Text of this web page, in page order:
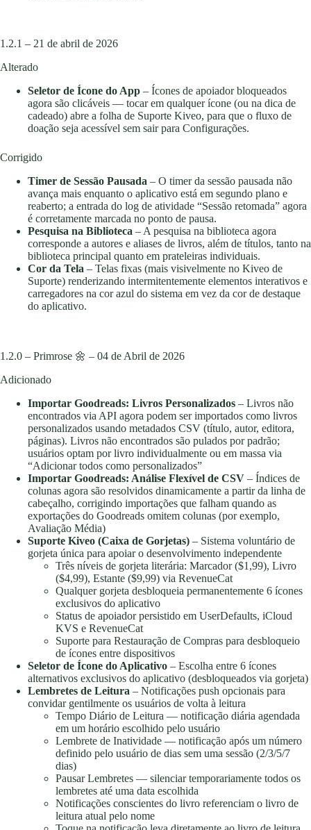
1.2.1 – 21 de abril de 2026
Alterado
Seletor de Ícone do App – Ícones de apoiador bloqueados
agora são clicáveis — tocar em qualquer ícone (ou na dica de
cadeado) abre a folha de Suporte Kiveo, para que o fluxo de
doação seja acessível sem sair para Configurações.
Corrigido
Timer de Sessão Pausada – O timer da sessão pausada não
avança mais enquanto o aplicativo está em segundo plano e
reaberto; a entrada do log de atividade “Sessão retomada” agora
é corretamente marcada no ponto de pausa.
Pesquisa na Biblioteca – A pesquisa na biblioteca agora
corresponde a autores e aliases de livros, além de títulos, tanto na
biblioteca principal quanto em prateleiras individuais.
Cor da Tela – Telas fixas (mais visivelmente no Kiveo de
Suporte) renderizando intermitentemente elementos interativos e
carregadores na cor azul do sistema em vez da cor de destaque
do aplicativo.
1.2.0 – Primrose 🌼 – 04 de Abril de 2026
Adicionado
Importar Goodreads: Livros Personalizados – Livros não
encontrados via API agora podem ser importados como livros
personalizados usando metadados CSV (título, autor, editora,
páginas). Livros não encontrados são pulados por padrão;
usuários optam por livro individualmente ou em massa via
“Adicionar todos como personalizados”
Importar Goodreads: Análise Flexível de CSV – Índices de
colunas agora são resolvidos dinamicamente a partir da linha de
cabeçalho, corrigindo importações que falham quando as
exportações do Goodreads omitem colunas (por exemplo,
Avaliação Média)
Suporte Kiveo (Caixa de Gorjetas) – Sistema voluntário de
gorjeta única para apoiar o desenvolvimento independente
Três níveis de gorjeta literária: Marcador ($1,99), Livro
($4,99), Estante ($9,99) via RevenueCat
Qualquer gorjeta desbloqueia permanentemente 6 ícones
exclusivos do aplicativo
Status de apoiador persistido em UserDefaults, iCloud
KVS e RevenueCat
Suporte para Restauração de Compras para desbloqueio
de ícones entre dispositivos
Seletor de Ícone do Aplicativo – Escolha entre 6 ícones
alternativos exclusivos do aplicativo (desbloqueados via gorjeta)
Lembretes de Leitura – Notificações push opcionais para
convidar gentilmente os usuários de volta à leitura
Tempo Diário de Leitura — notificação diária agendada
em um horário escolhido pelo usuário
Lembrete de Inatividade — notificação após um número
definido pelo usuário de dias sem uma sessão (2/3/5/7
dias)
Pausar Lembretes — silenciar temporariamente todos os
lembretes até uma data escolhida
Notificações conscientes do livro referenciam o livro de
leitura atual pelo nome